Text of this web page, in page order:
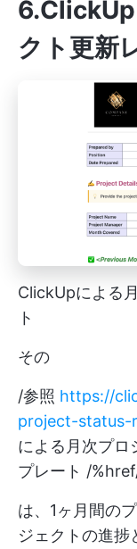
クト更新
ClickUpによる
ト
その
/参照 https://
project-status-
による月次プロ
プレート /
は、1ヶ月間の
ジェクトの進捗